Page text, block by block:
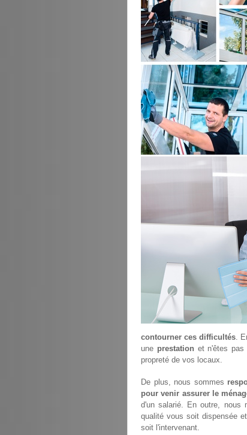
contourner ces difficultés.
une prestation et n'êtes pas
propreté de vos locaux.
De plus, nous sommes
pour venir assurer le
d'un salarié. En outre, nous
qualité vous soit dispensée
soit l'intervenant.